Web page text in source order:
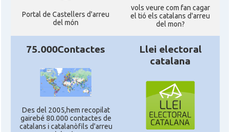
Portal de Castellers d'arreu
del món
vols veure com fan cagar
el tió els catalans d'arreu
del mon?
75.000Contactes
Des del 2005,hem recopilat
gairebé 80.000 contactes de
catalans i catalanòfils d'arreu
Llei electoral
catalana